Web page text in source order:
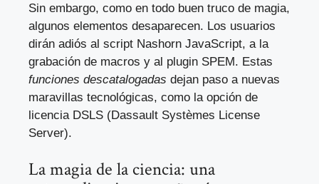
Sin embargo, como en todo buen truco de magia,
algunos elementos desaparecen. Los usuarios
dirán adiós al script Nashorn JavaScript, a la
grabación de macros y al plugin SPEM. Estas
funciones descatalogadas dejan paso a nuevas
maravillas tecnológicas, como la opción de
licencia DSLS (Dassault Systèmes License
Server).
La magia de la ciencia: una